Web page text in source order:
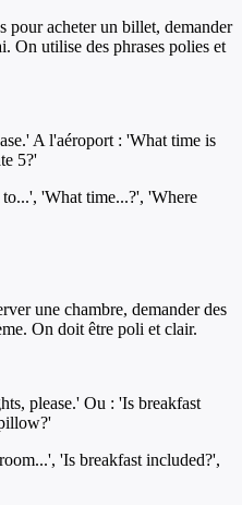
pour acheter un billet, demander
On utilise des phrases polies et
A l'aéroport : 'What time is
5?'
'What time...?', 'Where
une chambre, demander des
On doit être poli et clair.
please.' Ou : 'Is breakfast
'Is breakfast included?',